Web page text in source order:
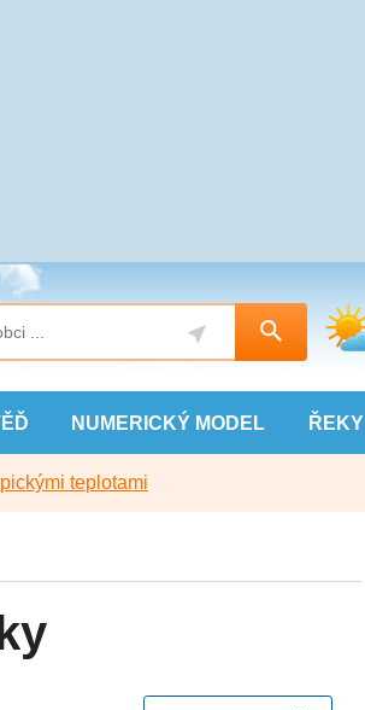
NUMERICKÝ MODEL ŘEKY
teplotami